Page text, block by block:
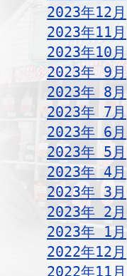
2023年12月
2023年11月
2023年10月
2023年 9月
2023年 8月
2023年 7月
2023年 6月
2023年 5月
2023年 4月
2023年 3月
2023年 2月
2023年 1月
2022年12月
2022年11月